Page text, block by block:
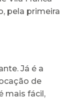
pela primeira
Já é a
de
mais fácil,